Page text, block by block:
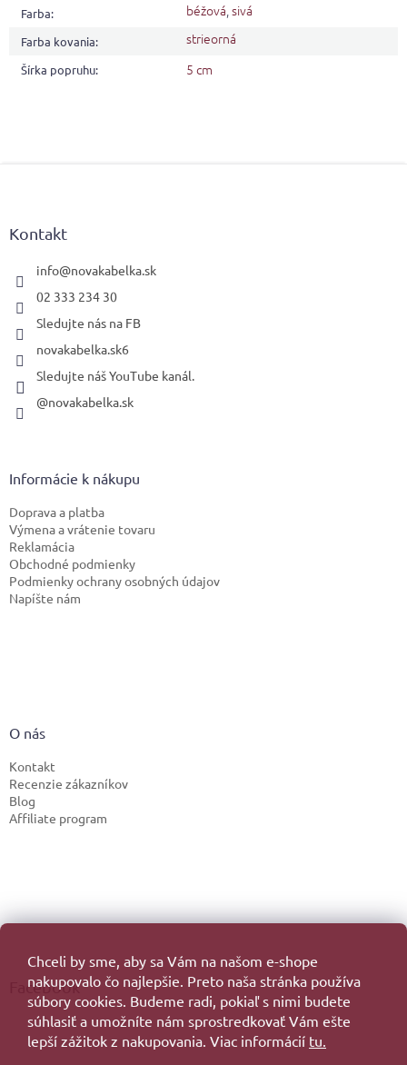
Chceli by sme, aby sa Vám na našom e-shope
nakupovalo čo najlepšie. Preto naša stránka používa
súbory cookies. Budeme radi, pokiaľ s nimi budete
súhlasiť a umožníte nám sprostredkovať Vám ešte
lepší zážitok z nakupovania. Viac informácií tu.
Farba: béžová,sivá
Farba kovania: strieorná
Šírka popruhu: 5 cm
Kontakt
info@novakabelka.sk
02 333 234 30
Sledujte nás na FB
novakabelka.sk6
Sledujte náš YouTube kanál.
@novakabelka.sk
Informácie k nákupu
Doprava a platba
Výmena a vrátenie tovaru
Reklamácia
Obchodné podmienky
Podmienky ochrany osobných údajov
Napíšte nám
O nás
Kontakt
Recenzie zákazníkov
Blog
Affiliate program
Facebook